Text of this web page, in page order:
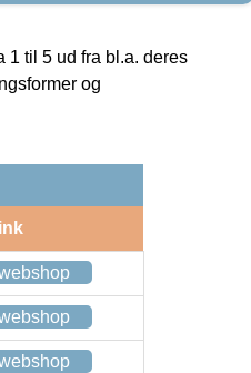
1 til 5 ud fra bl.a. deres
og